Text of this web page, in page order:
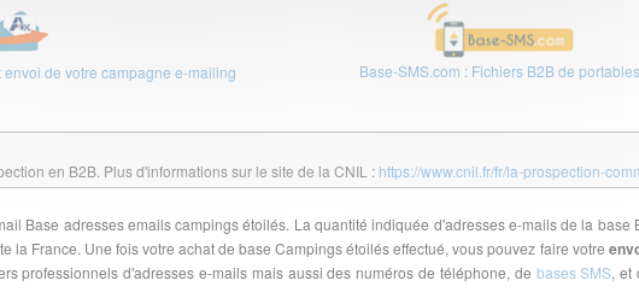
de votre campagne e-mailing Base-SMS.com : Fichiers B2B de portables
en B2B. Plus d'informations sur le site de la CNIL : https://www.cnil.fr/fr/la-prospection-
Base adresses emails campings étoilés. La quantité indiquée d'adresses e-mails de la
France. Une fois votre achat de base Campings étoilés effectué, vous pouvez faire votre
professionnels d'adresses e-mails mais aussi des numéros de téléphone, de bases SMS, et